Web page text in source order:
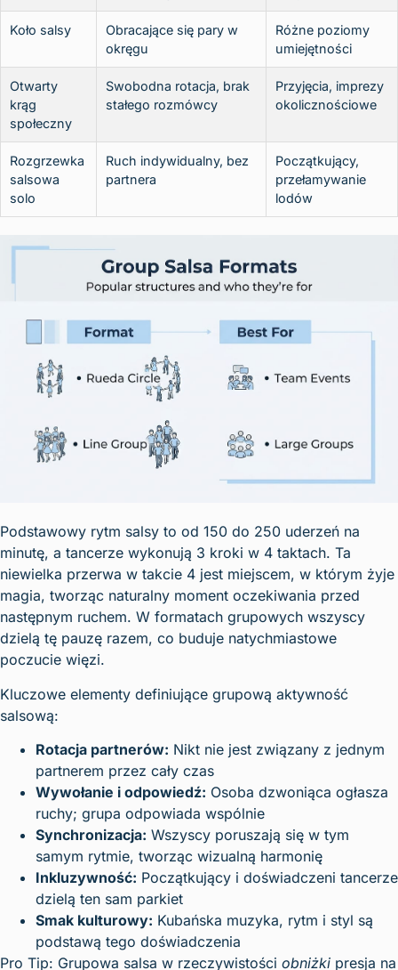
Koło salsy
Obracające się pary w
okręgu
Różne poziomy
umiejętności
Otwarty
krąg
społeczny
Swobodna rotacja, brak
stałego rozmówcy
Przyjęcia, imprezy
okolicznościowe
Rozgrzewka
salsowa
solo
Ruch indywidualny, bez
partnera
Początkujący,
przełamywanie
lodów
Podstawowy rytm salsy to od 150 do 250 uderzeń na
minutę, a tancerze wykonują 3 kroki w 4 taktach. Ta
niewielka przerwa w takcie 4 jest miejscem, w którym żyje
magia, tworząc naturalny moment oczekiwania przed
następnym ruchem. W formatach grupowych wszyscy
dzielą tę pauzę razem, co buduje natychmiastowe
poczucie więzi.
Kluczowe elementy definiujące grupową aktywność
salsową:
Rotacja partnerów: Nikt nie jest związany z jednym
partnerem przez cały czas
Wywołanie i odpowiedź: Osoba dzwoniąca ogłasza
ruchy; grupa odpowiada wspólnie
Synchronizacja: Wszyscy poruszają się w tym
samym rytmie, tworząc wizualną harmonię
Inkluzywność: Początkujący i doświadczeni tancerze
dzielą ten sam parkiet
Smak kulturowy: Kubańska muzyka, rytm i styl są
podstawą tego doświadczenia
Pro Tip: Grupowa salsa w rzeczywistości obniżki presja na